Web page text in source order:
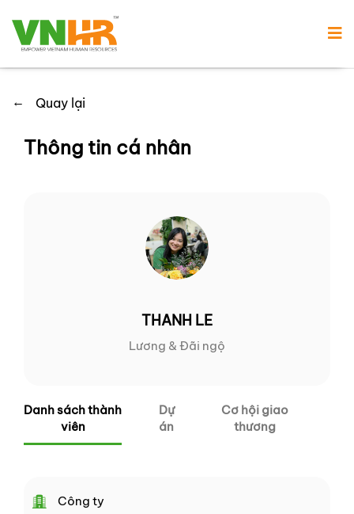
← Quay lại
Thông tin cá nhân
THANH LE
Lương & Đãi ngộ
Danh sách thành
viên
Dự
án
Cơ hội giao
thương
Công ty